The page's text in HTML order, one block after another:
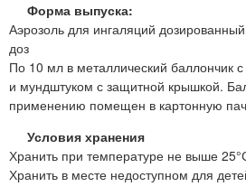
Форма выпуска:
Аэрозоль для ингаляций
доз
По 10 мл в металлический баллончик
и мундштуком с защитной крышкой.
применению помещен в картонную
Условия хранения
Хранить при температуре не выше
Хранить в месте недоступном для